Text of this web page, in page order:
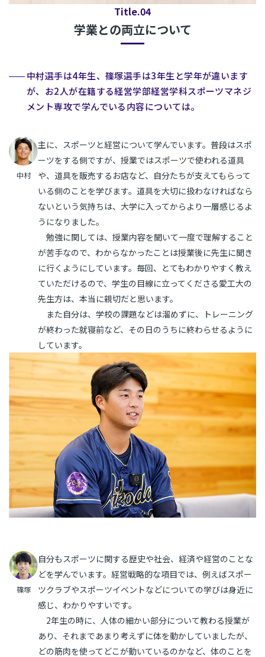
Title.04
学業との両立について
中村選手は4年生、篠塚選手は3年生と学年が違います
が、お2人が在籍する経営学部経営学科スポーツマネジ
メント専攻で学んでいる内容については。
中村
主に、スポーツと経営について学んでいます。普段はスポ
ーツをする側ですが、授業ではスポーツで使われる道具
や、道具を販売するお店など、自分たちが支えてもらって
いる側のことを学びます。道具を大切に扱わなければなら
ないという気持ちは、大学に入ってからより一層感じるよ
うになりました。
勉強に関しては、授業内容を聞いて一度で理解すること
が苦手なので、わからなかったことは授業後に先生に聞き
に行くようにしています。毎回、とてもわかりやすく教え
ていただけるので、学生の目線に立ってくださる愛工大の
先生方は、本当に親切だと思います。
また自分は、学校の課題などは溜めずに、トレーニング
が終わった就寝前など、その日のうちに終わらせるように
しています。
篠塚
自分もスポーツに関する歴史や社会、経済や経営のことな
どを学んでいます。経営戦略的な項目では、例えばスポー
ツクラブやスポーツイベントなどについての学びは身近に
感じ、わかりやすいです。
2年生の時に、人体の細かい部分について教わる授業が
あり、それまであまり考えずに体を動かしていましたが、
どの筋肉を使ってどこが動いているのかなど、体のことを